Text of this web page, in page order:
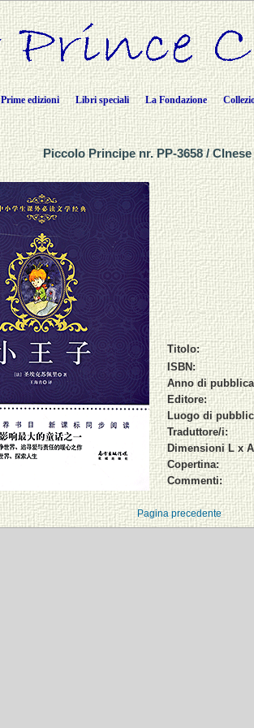
Prime edizioni Libri speciali La Fondazione
Piccolo Principe nr. PP-3658 /
Titolo:
ISBN:
Anno di
Editore:
Luogo di
Traduttore/i:
Dimensioni L x
Copertina:
Commenti:
Pagina precedente